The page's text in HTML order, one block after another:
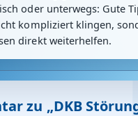
oder unterwegs: Gute
kompliziert klingen,
direkt weiterhelfen.
zu „DKB